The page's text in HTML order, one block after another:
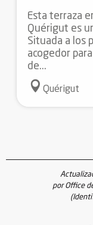
Esta terraza
Quérigut es
Situada a los
acogedor
de...
Quérigut
por Office